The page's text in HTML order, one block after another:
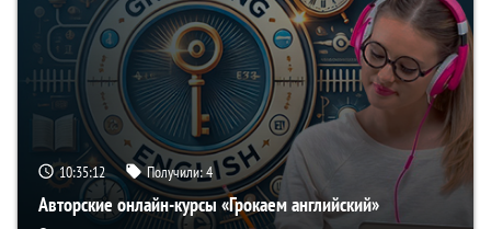
10:35:11 Получили:4
Авторские онлайн-курсы «Грокаем английский»